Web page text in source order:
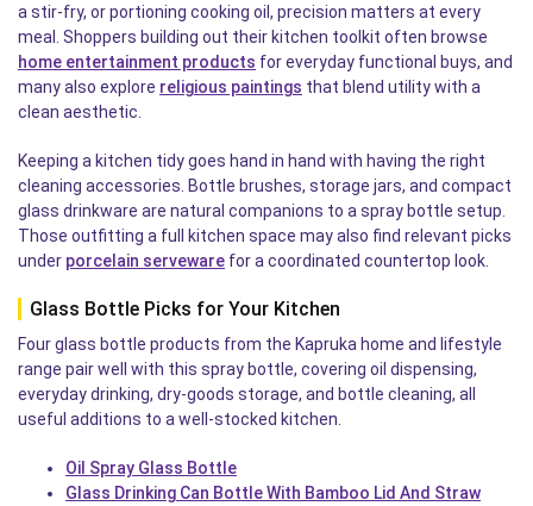
a stir-fry, or portioning cooking oil, precision matters at every
meal. Shoppers building out their kitchen toolkit often browse
home entertainment products for everyday functional buys, and
many also explore religious paintings that blend utility with a
clean aesthetic.
Keeping a kitchen tidy goes hand in hand with having the right
cleaning accessories. Bottle brushes, storage jars, and compact
glass drinkware are natural companions to a spray bottle setup.
Those outfitting a full kitchen space may also find relevant picks
under porcelain serveware for a coordinated countertop look.
Glass Bottle Picks for Your Kitchen
Four glass bottle products from the Kapruka home and lifestyle
range pair well with this spray bottle, covering oil dispensing,
everyday drinking, dry-goods storage, and bottle cleaning, all
useful additions to a well-stocked kitchen.
Oil Spray Glass Bottle
Glass Drinking Can Bottle With Bamboo Lid And Straw